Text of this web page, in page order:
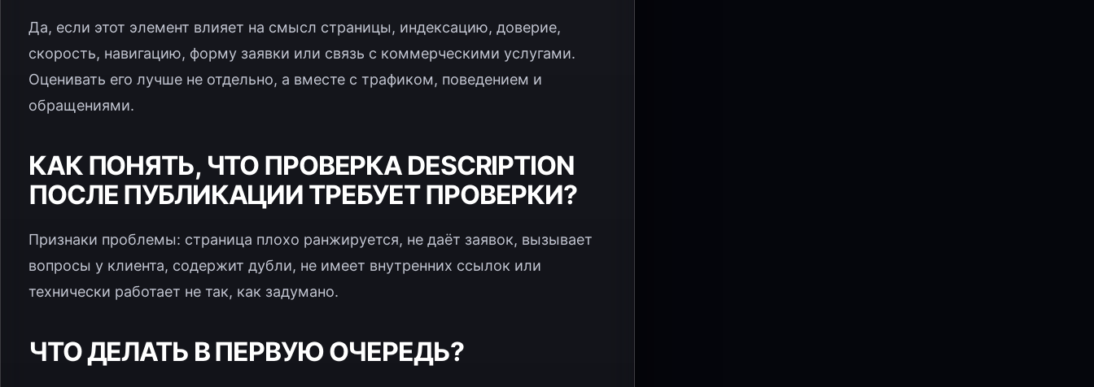
Да, если этот элемент влияет на смысл страницы, индексацию, доверие,
скорость, навигацию, форму заявки или связь с коммерческими услугами.
Оценивать его лучше не отдельно, а вместе с трафиком, поведением и
обращениями.
КАК ПОНЯТЬ, ЧТО ПРОВЕРКА DESCRIPTION
ПОСЛЕ ПУБЛИКАЦИИ ТРЕБУЕТ ПРОВЕРКИ?
Признаки проблемы: страница плохо ранжируется, не даёт заявок, вызывает
вопросы у клиента, содержит дубли, не имеет внутренних ссылок или
технически работает не так, как задумано.
ЧТО ДЕЛАТЬ В ПЕРВУЮ ОЧЕРЕДЬ?